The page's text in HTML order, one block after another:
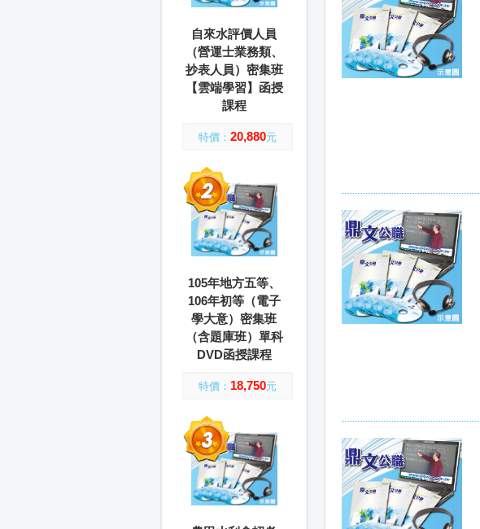
自來水評價人員
（營運士業務類、
抄表人員）密集班
【雲端學習】函授
課程
特價： 20,880元
105年地方五等、
106年初等（電子
學大意）密集班
（含題庫班）單科
DVD函授課程
特價： 18,750元